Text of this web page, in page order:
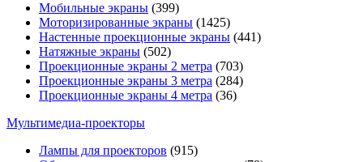
Мобильные экраны (399)
Моторизированные экраны (1425)
Настенные проекционные экраны (441)
Натяжные экраны (502)
Проекционные экраны 2 метра (703)
Проекционные экраны 3 метра (284)
Проекционные экраны 4 метра (36)
Мультимедиa-проекторы
Лампы для проекторов (915)